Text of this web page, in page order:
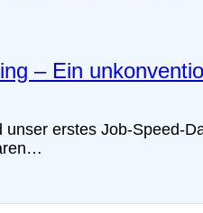
– Ein
unser erstes Job-Speed-